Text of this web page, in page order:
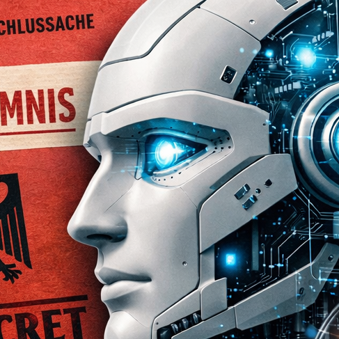
Patentrechtler irritierte: Seine Erfindung
sondern werde zugleichals Staatsgeheimnis
Schwere. In falschen Händen könne
der Bundesrepublik Deutschland
die nukleare Abschreckung der NATO
Ausnahmeentscheidung wirkte, entwickelte
darüber, wie schlecht staatliche
in sensiblen Rechtsbereichen
wie die Einstufung als Staatsgeheimnis war
wieder kassiert – weil der Antragsteller bei
KI genutzt hatte.
ein etabliertes, aber